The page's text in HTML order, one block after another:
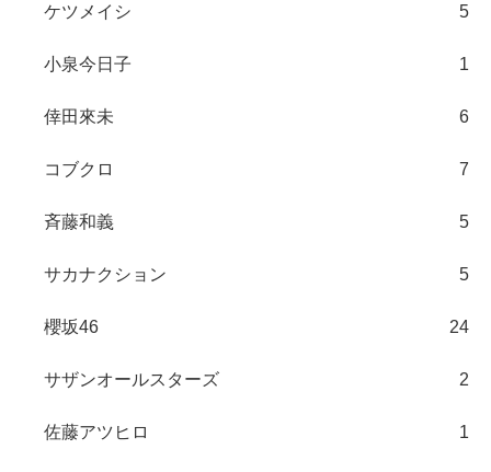
ケツメイシ 5
小泉今日子 1
倖田來未 6
コブクロ 7
斉藤和義 5
サカナクション 5
櫻坂46 24
サザンオールスターズ 2
佐藤アツヒロ 1